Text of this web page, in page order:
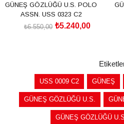
GÜNEŞ GÖZLÜĞÜ U.S. POLO
ASSN. USS 0323 C2
₺5.240,00
₺6.550,00
USS 0009 C2 GÜNEŞ
GÜNEŞ GÖZLÜĞÜ U.S.
GÜNEŞ GÖZLÜĞÜ